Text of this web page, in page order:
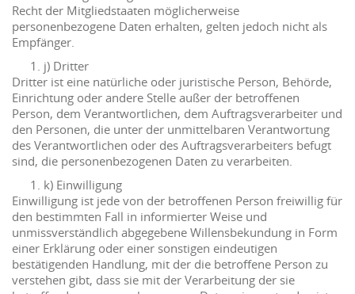
Recht der Mitgliedstaaten möglicherweise
personenbezogene Daten erhalten, gelten jedoch nicht als
Empfänger.
j) Dritter
Dritter ist eine natürliche oder juristische Person, Behörde,
Einrichtung oder andere Stelle außer der betroffenen
Person, dem Verantwortlichen, dem Auftragsverarbeiter und
den Personen, die unter der unmittelbaren Verantwortung
des Verantwortlichen oder des Auftragsverarbeiters befugt
sind, die personenbezogenen Daten zu verarbeiten.
k) Einwilligung
Einwilligung ist jede von der betroffenen Person freiwillig für
den bestimmten Fall in informierter Weise und
unmissverständlich abgegebene Willensbekundung in Form
einer Erklärung oder einer sonstigen eindeutigen
bestätigenden Handlung, mit der die betroffene Person zu
verstehen gibt, dass sie mit der Verarbeitung der sie